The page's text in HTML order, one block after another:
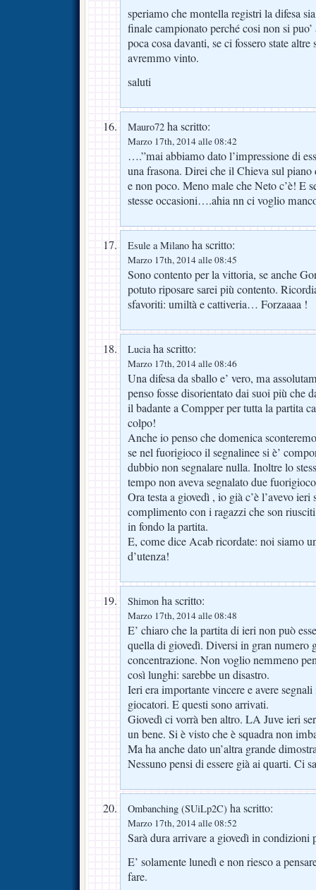
speriamo che montella registri la difesa
finale campionato perché cosi non si
poca cosa davanti, se ci fossero state
avremmo vinto.
saluti
Mauro72 ha scritto:
Marzo 17th, 2014 alle 08:42
….”mai abbiamo dato l’impressione di
una frasona. Direi che il Chieva sul piano
e non poco. Meno male che Neto c’è! E
stesse occasioni….ahia nn ci voglio
Esule a Milano ha scritto:
Marzo 17th, 2014 alle 08:45
Sono contento per la vittoria, se anche
potuto riposare sarei più contento.
sfavoriti: umiltà e cattiveria… Forzaaaa !
Luciaha scritto:
Marzo 17th, 2014 alle 08:46
Una difesa da sballo e’ vero, ma
penso fosse disorientato dai suoi più che
il badante a Compper per tutta la partita
colpo!
Anche io penso che domenica
se nel fuorigioco il segnalinee si è’
dubbio non segnalare nulla. Inoltre lo
tempo non aveva segnalato due
Ora testa a giovedì , io già c’è l’avevo
complimento con i ragazzi che son
in fondo la partita.
E, come dice Acab ricordate: noi siamo
d’utenza!
Shimon ha scritto:
Marzo 17th, 2014 alle 08:48
E’ chiaro che la partita di ieri non può
quella di giovedì. Diversi in gran numero
concentrazione. Non voglio nemmeno
così lunghi: sarebbe un disastro.
Ieri era importante vincere e avere
giocatori. E questi sono arrivati.
Giovedì ci vorrà ben altro. LA Juve ieri
un bene. Si è visto che è squadra non
Ma ha anche dato un’altra grande
Nessuno pensi di essere già ai quarti. Ci
Ombanching (SUiLp2C) ha scritto:
Marzo 17th, 2014 alle 08:52
Sarà dura arrivare a giovedì in condizioni
E’ solamente lunedì e non riesco a
fare.